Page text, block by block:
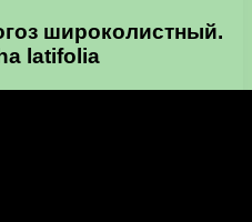
широколистный.
latifolia